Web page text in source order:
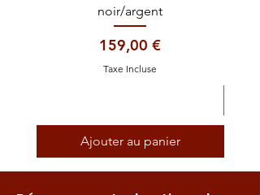
noir/argent
Prix
159,00 €
Taxe Incluse
Ajouter au panier